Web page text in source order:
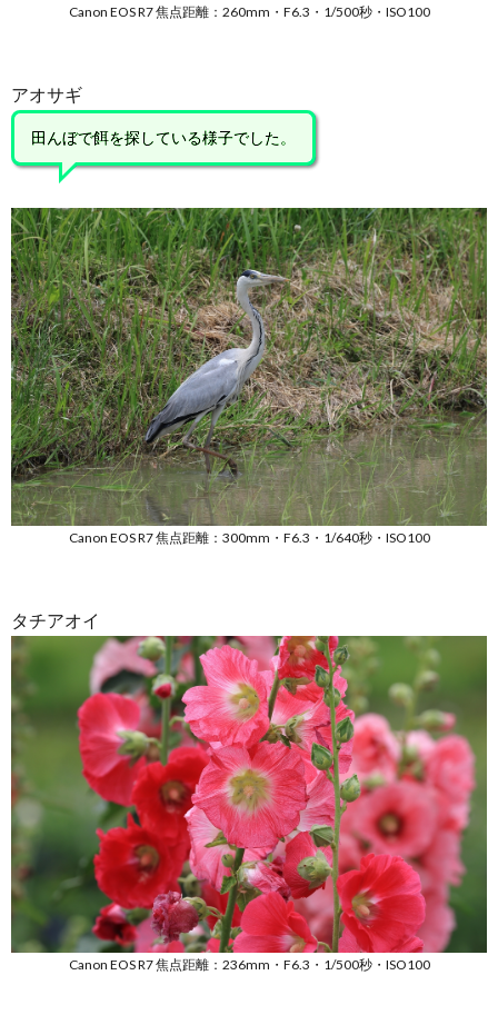
Canon EOS R7 焦点距離：260mm・F6.3・1/500秒・ISO100
アオサギ
田んぼで餌を探している様子でした。
Canon EOS R7 焦点距離：300mm・F6.3・1/640秒・ISO100
タチアオイ
Canon EOS R7 焦点距離：236mm・F6.3・1/500秒・ISO100